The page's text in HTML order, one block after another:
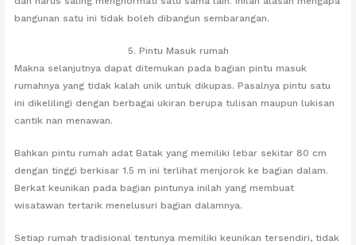
bangunan satu ini tidak boleh dibangun sembarangan.
5. Pintu Masuk rumah
Makna selanjutnya dapat ditemukan pada bagian pintu masuk
rumahnya yang tidak kalah unik untuk dikupas. Pasalnya pintu satu
ini dikelilingi dengan berbagai ukiran berupa tulisan maupun lukisan
cantik nan menawan.
Bahkan pintu rumah adat Batak yang memiliki lebar sekitar 80 cm
dengan tinggi berkisar 1.5 m ini terlihat menjorok ke bagian dalam.
Berkat keunikan pada bagian pintunya inilah yang membuat
wisatawan tertarik menelusuri bagian dalamnya.
Setiap rumah tradisional tentunya memiliki keunikan tersendiri, tidak